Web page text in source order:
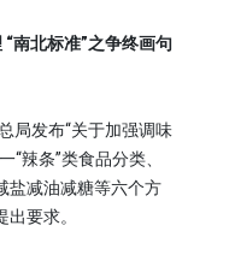
南北标准”之争终画句
发布“关于加强调味
“辣条”类食品分类、
盐减油减糖等六个方
要求。